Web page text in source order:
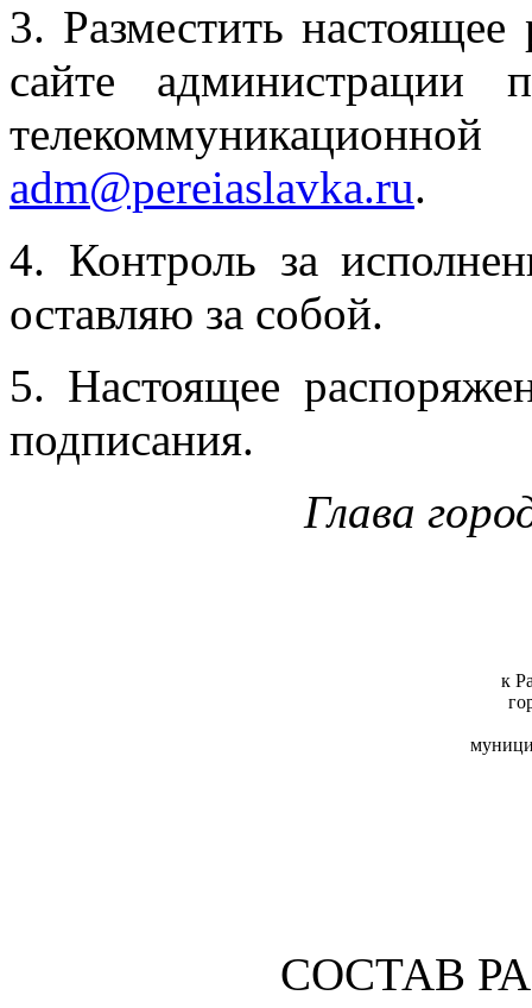
3. Разместить
сайте администрации
adm@pereiaslavka.ru.
4. Контроль за
оставляю за собой.
5. Настоящее
подписания.
Глава
к
СОСТАВ